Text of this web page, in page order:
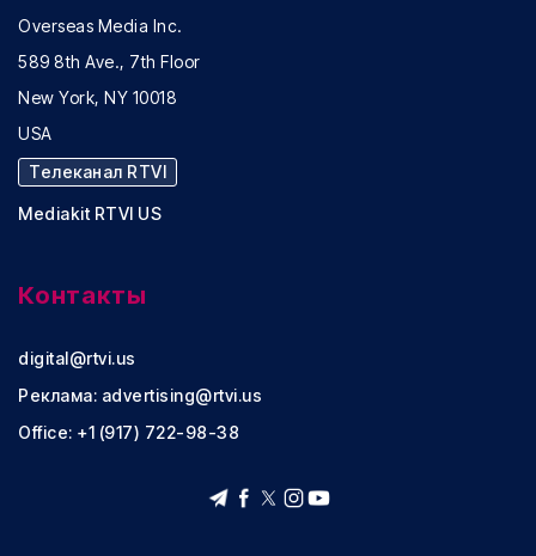
Overseas Media Inc.
589 8th Ave., 7th Floor
New York, NY 10018
USA
Телеканал RTVI
Mediakit RTVI US
Контакты
digital@rtvi.us
Реклама: advertising@rtvi.us
Office: +1 (917) 722-98-38